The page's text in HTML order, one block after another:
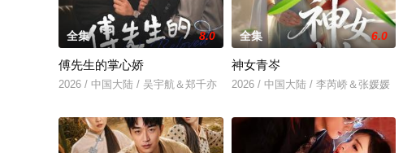
全集 8.0
傅先生的掌心娇
2026 / 中国大陆 / 吴宇航＆郑千亦
全集 6.0
神女青岑
2026 / 中国大陆 / 李芮峤＆张媛媛